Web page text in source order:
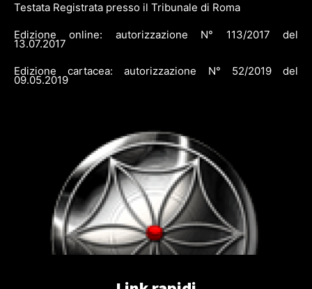
Testata Registrata presso il Tribunale di Roma
Edizione online: autorizzazione N° 113/2017 del
13.07.2017
Edizione cartacea: autorizzazione N° 52/2019 del
09.05.2019